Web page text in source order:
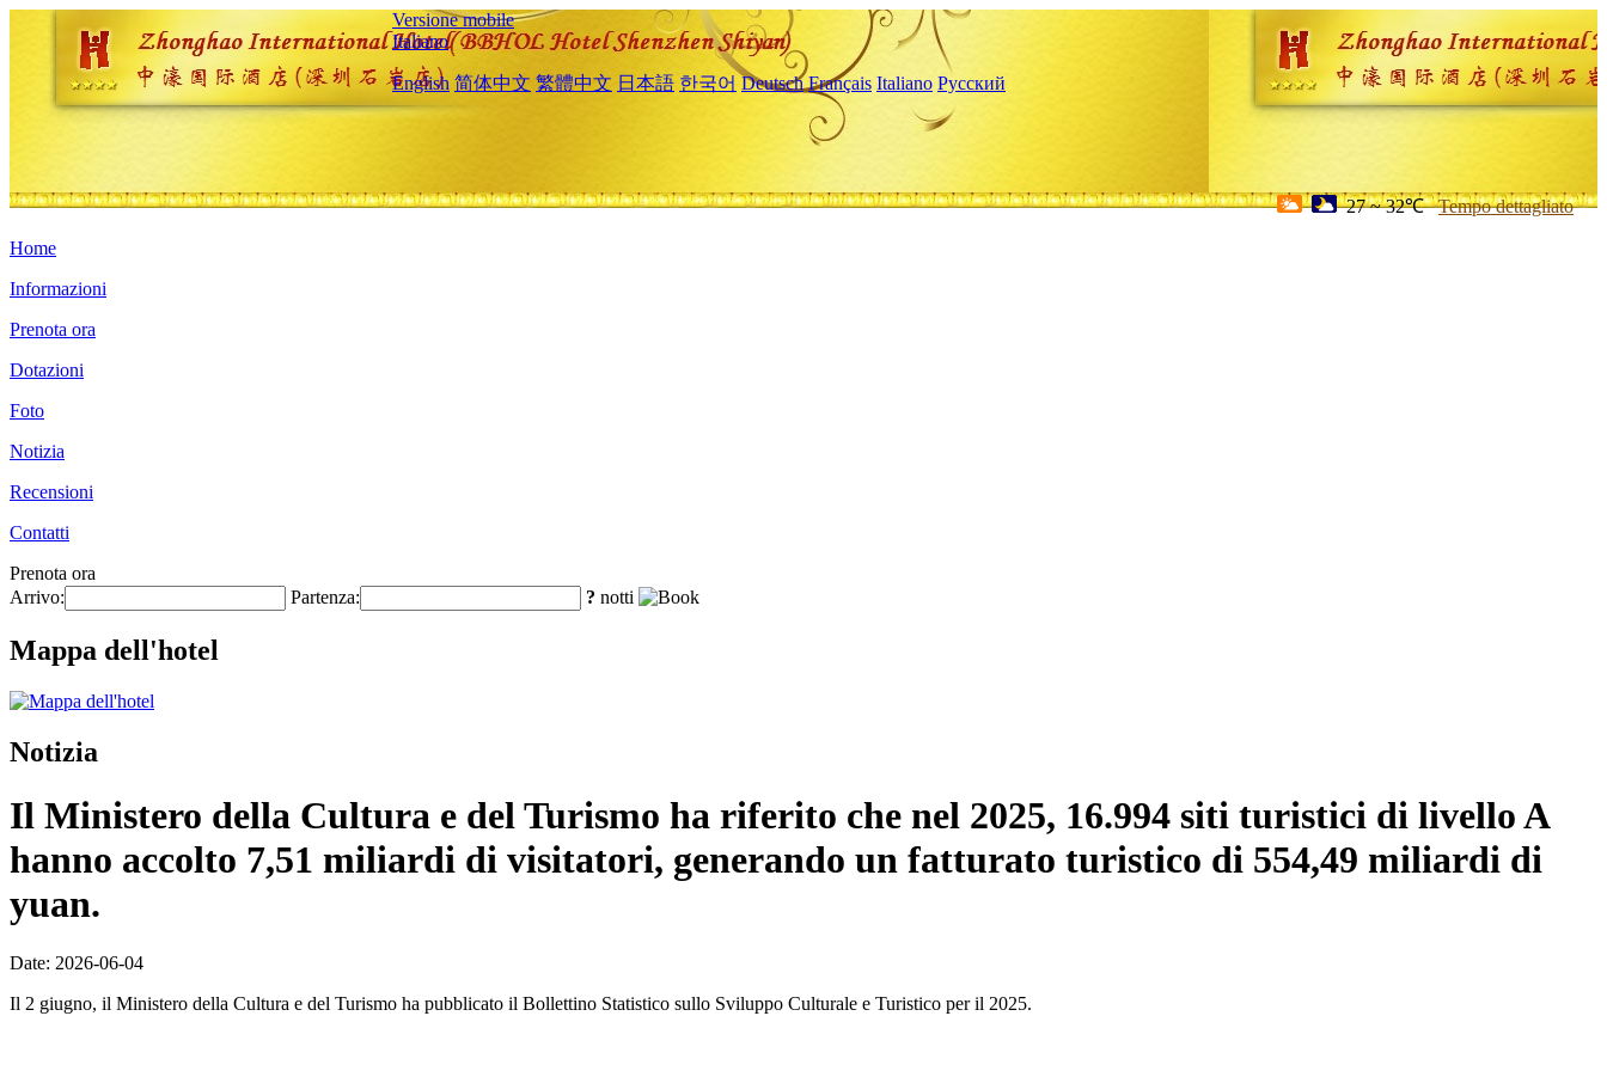
Versione mobile
Italiano
English 简体中文 繁體中文 日本語 한국어 Deutsch Français Italiano Русский
27 ~ 32℃ Tempo dettagliato
Home
Informazioni
Prenota ora
Dotazioni
Foto
Notizia
Recensioni
Contatti
Prenota ora
Arrivo:
Partenza: ? notti
Mappa dell'hotel
Notizia
Il Ministero della Cultura e del Turismo ha riferito che nel 2025, 16.994 siti turistici di livello A
hanno accolto 7,51 miliardi di visitatori, generando un fatturato turistico di 554,49 miliardi di
yuan.
Date: 2026-06-04
Il 2 giugno, il Ministero della Cultura e del Turismo ha pubblicato il Bollettino Statistico sullo Sviluppo Culturale e Turistico per il 2025.